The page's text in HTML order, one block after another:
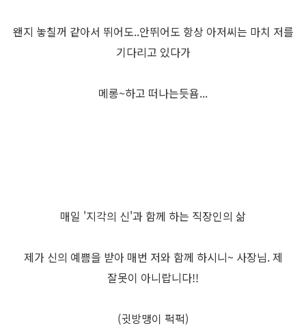
왠지 놓칠꺼 같아서 뛰어도..안뛰어도 항상 아저씨는 마치 저를
기다리고 있다가
메롱~하고 떠나는듯욤...
매일 '지각의 신'과 함께 하는 직장인의 삶
제가 신의 예쁨을 받아 매번 저와 함께 하시니~ 사장님. 제
잘못이 아니랍니다!!
(귓방맹이 퍽퍽)